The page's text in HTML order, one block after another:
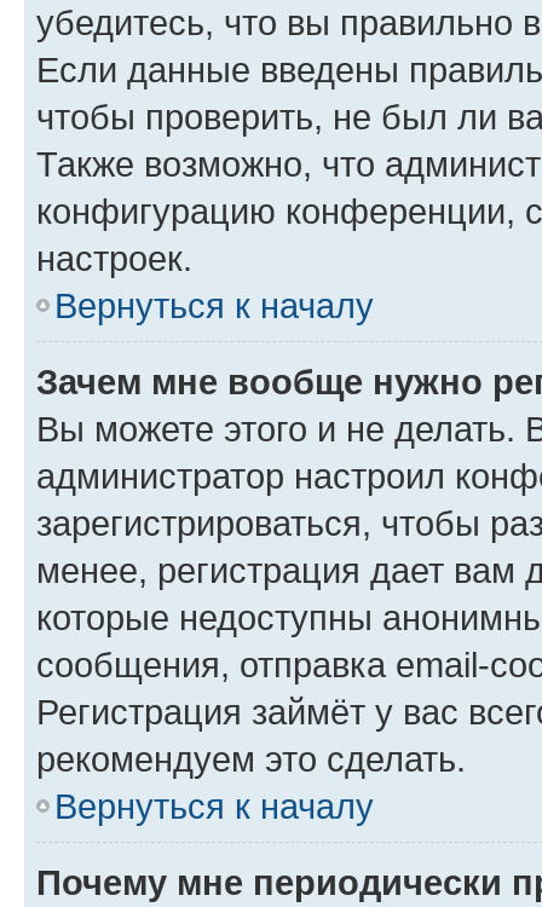
убедитесь, что вы правильно
Если данные введены
чтобы проверить, не был ли
Также возможно, что
конфигурацию конференции,
настроек.
Вернуться к началу
Зачем мне вообще нужно
Вы можете этого и не делать.
администратор настроил
зарегистрироваться, чтобы
менее, регистрация дает вам
которые недоступны
сообщения, отправка email-
Регистрация займёт у вас
рекомендуем это сделать.
Вернуться к началу
Почему мне периодически